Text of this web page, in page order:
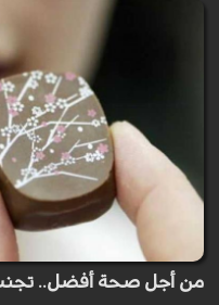
من أجل صحة أفضل.. تجنب